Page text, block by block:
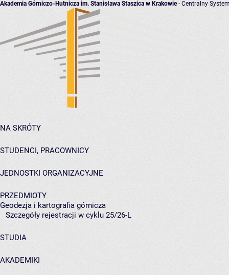
Akademia Górniczo-Hutnicza im. Stanisława Staszica w Krakowie- Centralny
NA SKRÓTY
STUDENCI, PRACOWNICY
JEDNOSTKI ORGANIZACYJNE
PRZEDMIOTY
Geodezja i kartografia górnicza
Szczegóły rejestracji w cyklu 25/26-L
STUDIA
AKADEMIKI